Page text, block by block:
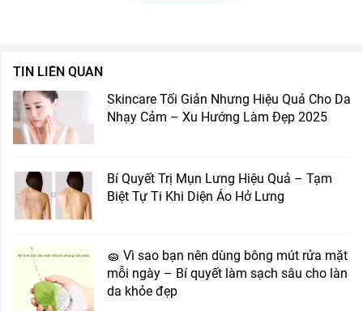
TIN LIÊN QUAN
Skincare Tối Giản Nhưng Hiệu Quả Cho Da
Nhạy Cảm – Xu Hướng Làm Đẹp 2025
Bí Quyết Trị Mụn Lưng Hiệu Quả – Tạm
Biệt Tự Ti Khi Diện Áo Hở Lưng
🧽 Vì sao bạn nên dùng bông mút rửa mặt
mỗi ngày – Bí quyết làm sạch sâu cho làn
da khỏe đẹp